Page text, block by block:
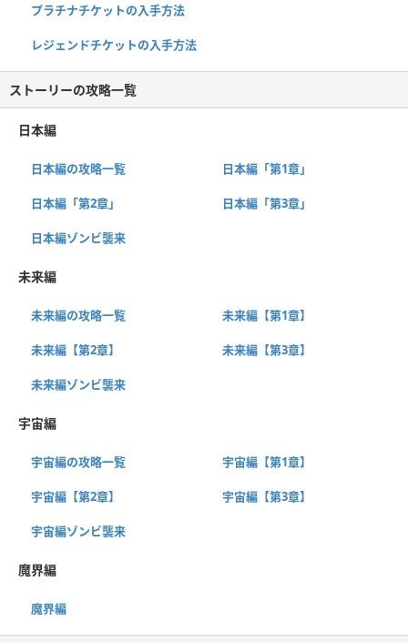
プラチナチケットの入手方法
レジェンドチケットの入手方法
ストーリーの攻略一覧
日本編
日本編の攻略一覧 日本編「第1章」
日本編「第2章」 日本編「第3章」
日本編ゾンビ襲来
未来編
未来編の攻略一覧 未来編【第1章】
未来編【第2章】 未来編【第3章】
未来編ゾンビ襲来
宇宙編
宇宙編の攻略一覧 宇宙編【第1章】
宇宙編【第2章】 宇宙編【第3章】
宇宙編ゾンビ襲来
魔界編
魔界編